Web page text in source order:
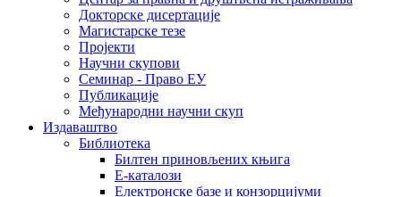
Докторске дисертације
Магистарске тезе
Пројекти
Научни скупови
Семинар - Право ЕУ
Публикације
Међународни научни скуп
Издаваштво
Библиотека
Билтен приновљених књига
Е-каталози
Електронске базе и конзорцијуми